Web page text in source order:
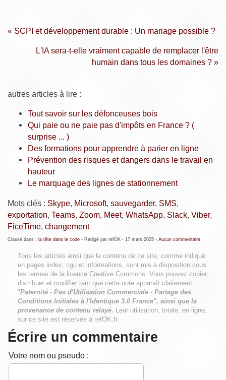
« SCPI et développement durable : Un mariage possible ?
L'IA sera-t-elle vraiment capable de remplacer l'être
humain dans tous les domaines ? »
autres articles à lire :
Tout savoir sur les défonceuses bois
Qui paie ou ne paie pas d'impôts en France ? (
surprise ... )
Des formations pour apprendre à parier en ligne
Prévention des risques et dangers dans le travail en
hauteur
Le marquage des lignes de stationnement
Mots clés : Skype, Microsoft, sauvegarder, SMS
exportation Teams, Zoom, Meet, WhatsApp, Slack, Viber,
FiceTime, changement
Classé dans : la tête dans le code- Rédigé par refOK - 17 mars 2025- Aucun commentaire
Tous les articles ainsi que le contenu de ce site, comme indiqué
en pages index, cgu et informations, sont mis à disposition sous
les termes de la licence Creative Commons . Vous pouvez copier,
distribuer et modifier tant que cette note apparaît clairement:
"Paternité - Pas d'Utilisation Commerciale - Partage des
Conditions Initiales à l'Identique 3.0 France", ainsi que la
provenance de contenu relayé. Leur utilisation, totale, en ligne,
sur ce site est réservée à refOK.fr
Écrire un commentaire
Votre nom ou pseudo :